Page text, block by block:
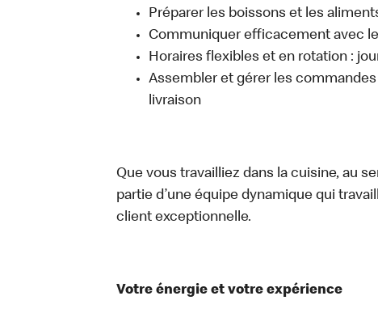
Préparer les boissons et les
Communiquer efficacement avec
Horaires flexibles et en rotation :
Assembler et gérer les
livraison
Que vous travailliez dans la cuisine, au
partie d’une équipe dynamique qui
client exceptionnelle.
Votre énergie et votre expérience